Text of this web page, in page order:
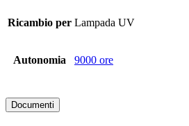
Ricambio per Lampada UV
Autonomia 9000 ore
Documenti